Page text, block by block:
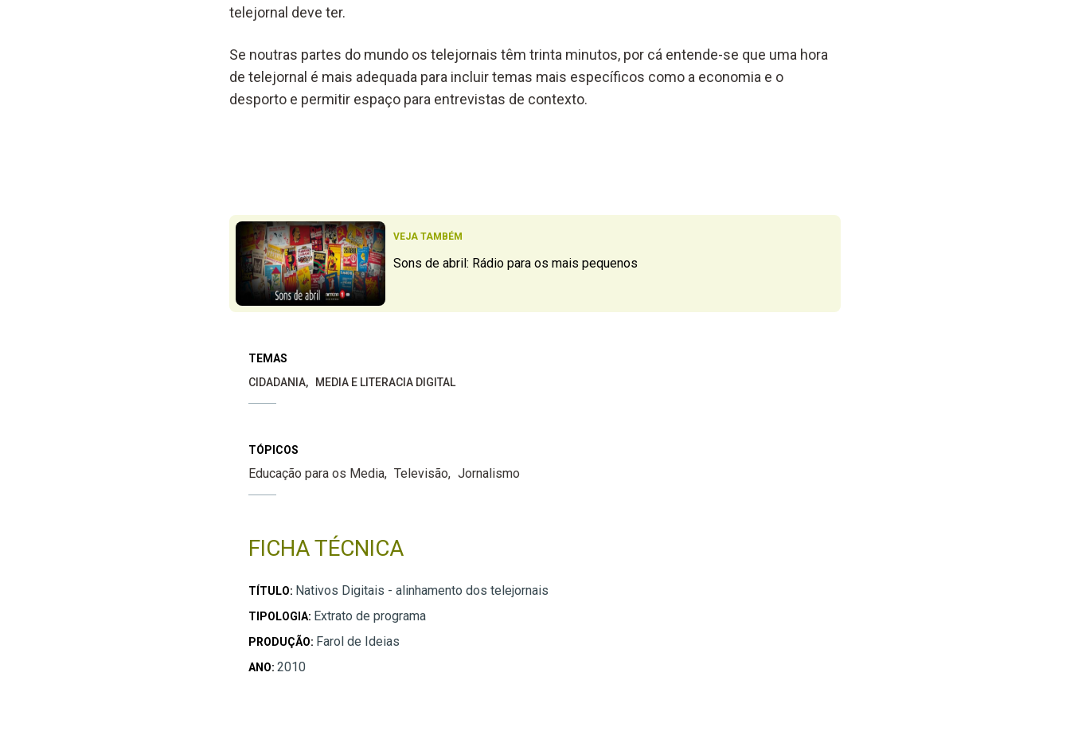
telejornal deve ter.
Se noutras partes do mundo os telejornais têm trinta minutos, por cá entende-se que uma hora
de telejornal é mais adequada para incluir temas mais específicos como a economia e o
desporto e permitir espaço para entrevistas de contexto.
VEJA TAMBÉM
Sons de abril: Rádio para os mais pequenos
TEMAS
CIDADANIA
MEDIA E LITERACIA DIGITAL
TÓPICOS
Educação para os Media Televisão Jornalismo
FICHA TÉCNICA
TÍTULO: Nativos Digitais - alinhamento dos telejornais
TIPOLOGIA: Extrato de programa
PRODUÇÃO: Farol de Ideias
ANO: 2010